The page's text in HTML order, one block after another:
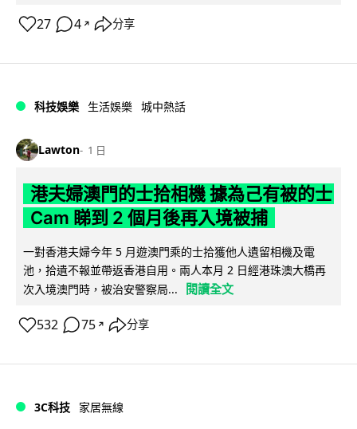
27 4 ↗ 分享
科技娛樂 生活娛樂 城中熱話
Lawton 1 日
港夫婦澳門的士拾相機 據為己有被的士
Cam 睇到 2 個月後再入境被捕
一對香港夫婦今年 5 月遊澳門乘的士拾獲他人遺留相機及電
池，拾遺不報並帶返香港自用。兩人本月 2 日經港珠澳大橋再
次入境澳門時，被治安警察局...
閱讀全文
532 75 ↗ 分享
3C科技 家居無線